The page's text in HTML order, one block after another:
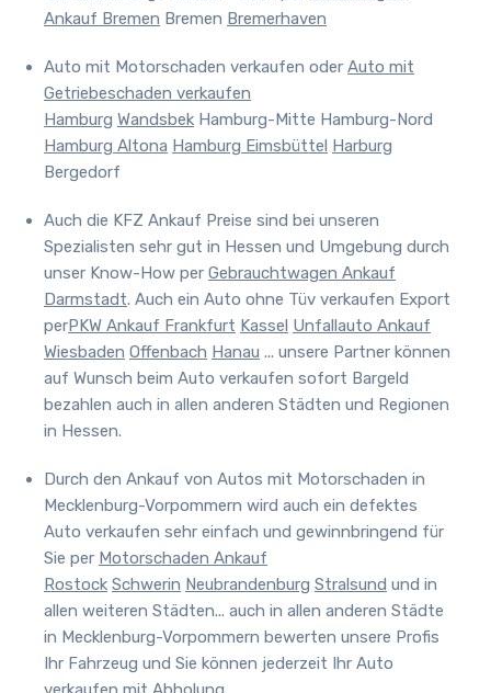
Ankauf Bremen Bremen Bremerhaven
Auto mit Motorschaden verkaufen oder Auto mit
Getriebeschaden verkaufen
Hamburg Wandsbek Hamburg-Mitte Hamburg-Nord
Hamburg Altona Hamburg Eimsbüttel Harburg
Bergedorf
Auch die KFZ Ankauf Preise sind bei unseren
Spezialisten sehr gut in Hessen und Umgebung durch
unser Know-How per Gebrauchtwagen Ankauf
Darmstadt. Auch ein Auto ohne Tüv verkaufen Export
perPKW Ankauf Frankfurt Kassel Unfallauto Ankauf
Wiesbaden Offenbach Hanau ... unsere Partner können
auf Wunsch beim Auto verkaufen sofort Bargeld
bezahlen auch in allen anderen Städten und Regionen
in Hessen.
Durch den Ankauf von Autos mit Motorschaden in
Mecklenburg-Vorpommern wird auch ein defektes
Auto verkaufen sehr einfach und gewinnbringend für
Sie per Motorschaden Ankauf
Rostock Schwerin Neubrandenburg Stralsund und in
allen weiteren Städten... auch in allen anderen Städte
in Mecklenburg-Vorpommern bewerten unsere Profis
Ihr Fahrzeug und Sie können jederzeit Ihr Auto